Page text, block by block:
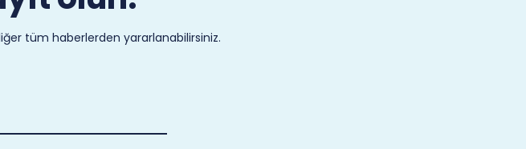
tüm haberlerden yararlanabilirsiniz.